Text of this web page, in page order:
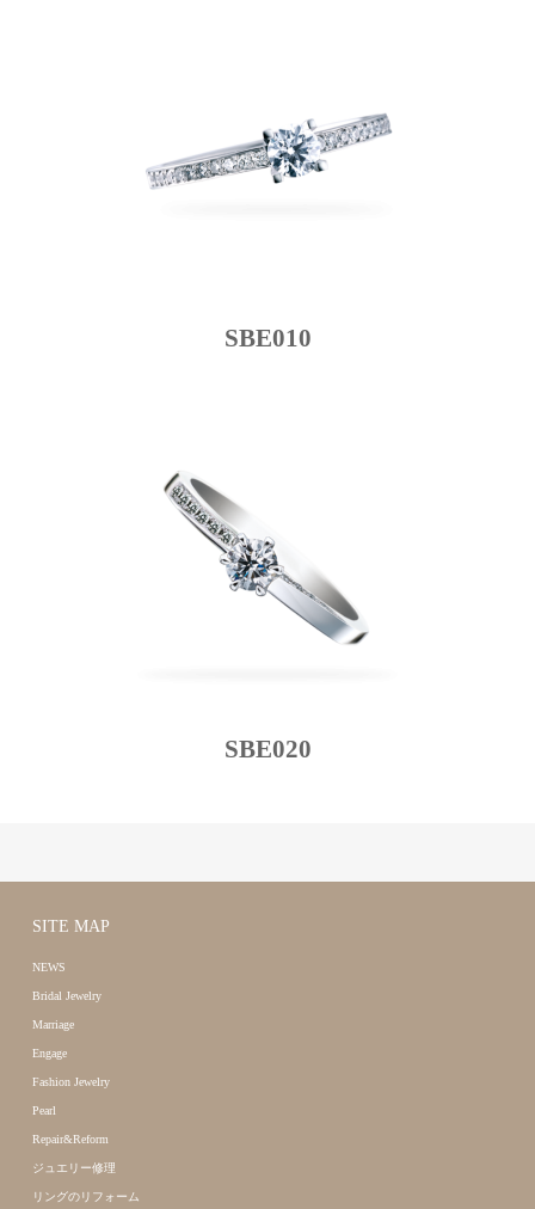
SBE010
SBE020
SITE MAP
NEWS
Bridal Jewelry
Marriage
Engage
Fashion Jewelry
Pearl
Repair&Reform
ジュエリー修理
リングのリフォーム